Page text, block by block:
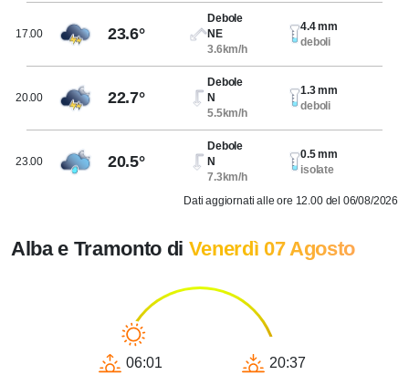
17.00 23.6°
Debole
NE
3.6km/h
4.4 mm
deboli
20.00 22.7°
Debole
N
5.5km/h
1.3 mm
deboli
23.00 20.5°
Debole
N
7.3km/h
0.5 mm
isolate
Dati aggiornati alle ore 12.00 del 06/08/2026
Alba e Tramonto di Venerdì 07 Agosto
06:01
20:37